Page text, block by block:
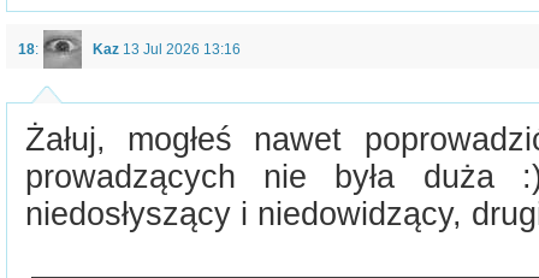
18: Kaz 13 Jul 2026 13:16
Żałuj, mogłeś nawet
prowadzących nie była duża
niedosłyszący i niedowidzący,